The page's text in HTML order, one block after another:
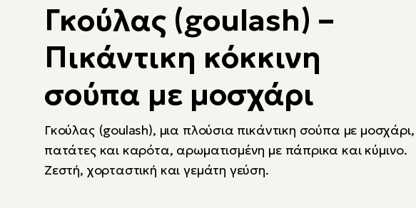
Γκούλας (goulash) –
Πικάντικη κόκκινη
σούπα με μοσχάρι
Γκούλας (goulash), μια πλούσια πικάντικη σούπα με μοσχάρι,
πατάτες και καρότα, αρωματισμένη με πάπρικα και κύμινο.
Ζεστή, χορταστική και γεμάτη γεύση.